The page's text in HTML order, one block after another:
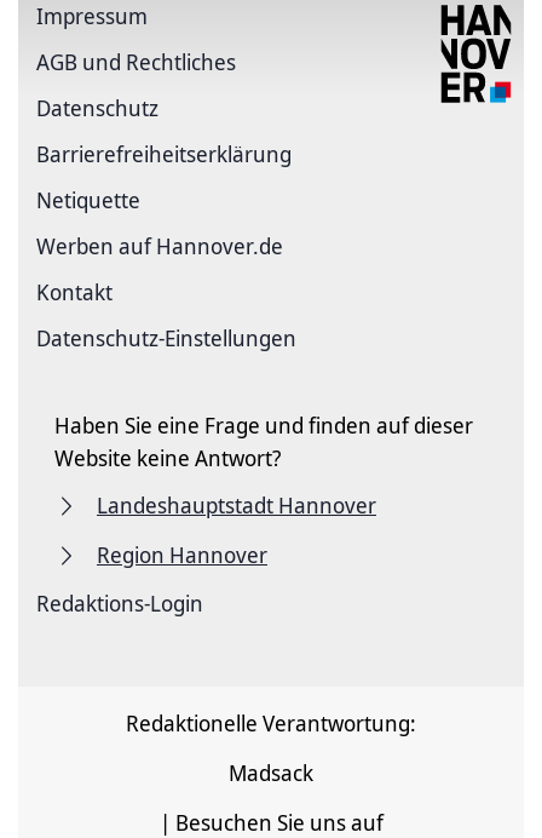
Impressum
AGB und Rechtliches
Datenschutz
Barriere­freiheits­erklärung
Netiquette
Werben auf Hannover.de
Kontakt
Datenschutz-Einstellungen
Haben Sie eine Frage und finden auf dieser
Website keine Antwort?
Landeshauptstadt Hannover
Region Hannover
Redaktions-Login
Redaktionelle Verantwortung:
Madsack
| Besuchen Sie uns auf